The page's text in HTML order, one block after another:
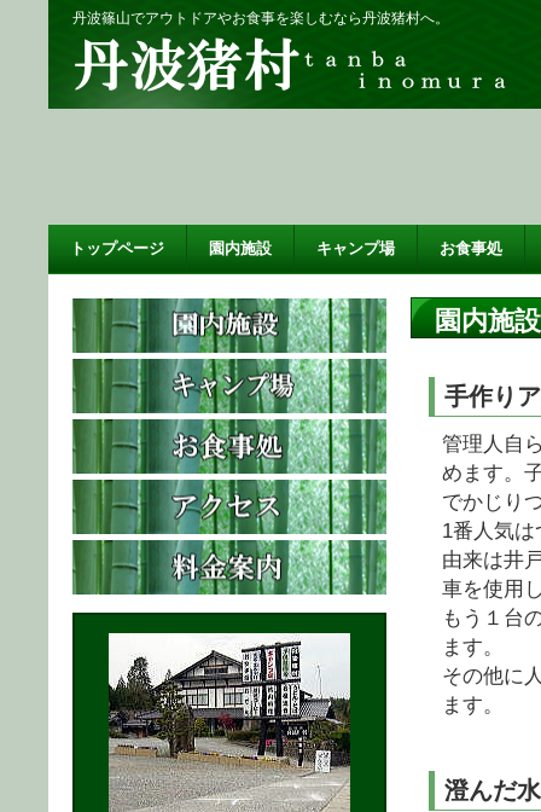
丹波篠山でアウトドアやお食事を楽しむなら丹波猪村へ。
園内施設
手作り
管理人自
めます。
でかじり
1番人気
由来は井
車を使用
もう１台
ます。
その他に
ます。
澄んだ
トップページ 園内施設 キャンプ場 お食事処